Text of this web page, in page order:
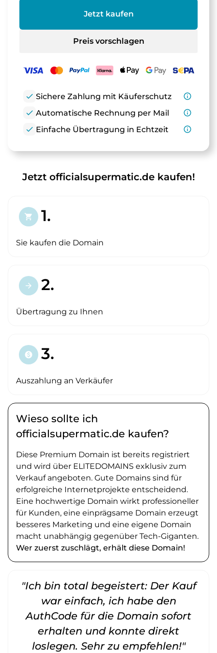
Jetzt kaufen
Preis vorschlagen
check Sichere Zahlung mit Käuferschutz
info_outline
check Automatische Rechnung per Mail
info_outline
check Einfache Übertragung in Echtzeit info_outline
Jetzt officialsupermatic.de kaufen!
shopping_cart 1.
Sie kaufen die Domain
arrow_forward 2.
Übertragung zu Ihnen
paid 3.
Auszahlung an Verkäufer
Wieso sollte ich
officialsupermatic.de kaufen?
Diese Premium Domain ist bereits registriert
und wird über ELITEDOMAINS exklusiv zum
Verkauf angeboten. Gute Domains sind für
erfolgreiche Internetprojekte entscheidend.
Eine hochwertige Domain wirkt professioneller
für Kunden, eine einprägsame Domain erzeugt
besseres Marketing und eine eigene Domain
macht unabhängig gegenüber Tech-Giganten.
Wer zuerst zuschlägt, erhält diese Domain!
"Ich bin total begeistert: Der Kauf
war einfach, ich habe den
AuthCode für die Domain sofort
erhalten und konnte direkt
loslegen. Sehr zu empfehlen!"